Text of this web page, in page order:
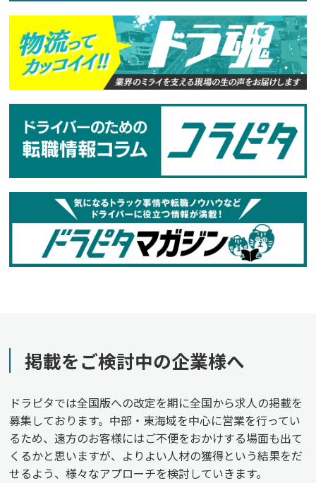
掲載をご検討中の企業様へ
ドラピタでは全国版への改定を期に全国から求人の掲載を
募集しております。中部・東海域を中心に営業を行ってい
るため、遠方のお客様にはご不便をおかけする場面も出て
くるかと思いますが、よりよい人材の獲得という結果をだ
せるよう、様々なアプローチを検討していきます。